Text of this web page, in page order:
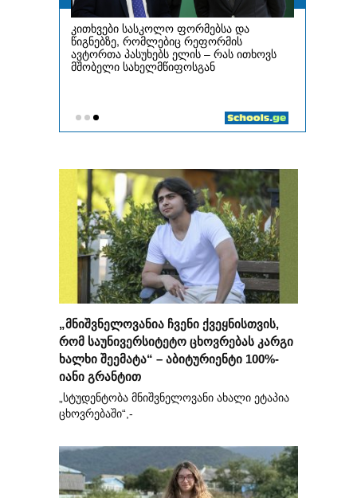
„მნიშვნელოვანია ჩვენი ქვეყნისთვის,
რომ საუნივერსიტეტო ცხოვრებას კარგი
ხალხი შეემატა“ – აბიტურიენტი 100%-
იანი გრანტით
„სტუდენტობა მნიშვნელოვანი ახალი ეტაპია
ცხოვრებაში“,-